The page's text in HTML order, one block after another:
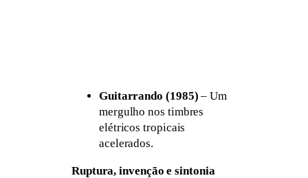
Guitarrando (1985) – Um
mergulho nos timbres
elétricos tropicais
acelerados.
Ruptura, invenção e sintonia